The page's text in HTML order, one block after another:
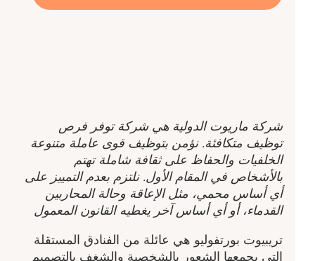
شركة ماريوت الدولية هي شركة توفر فرص
توظيف متكافئة. نؤمن بتوظيف قوى عاملة متنوعة
الخلفيات والحفاظ على ثقافة شاملة تهتم
بالأشخاص في المقام الأول. نلتزم بعدم التمييز على
أي أساس محمي، مثل الإعاقة وحالة المحاربين
القدماء، أو أي أساس آخر يغطيه القانون المعمول
تريبيوت بورتفوليو هي عائلة من الفنادق المستقلة
التي يجمعها الشعور بالشخصية والشغف بالتصميم